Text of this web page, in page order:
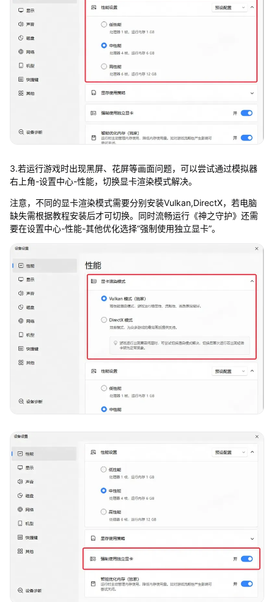
3.若运行游戏时出现黑屏、花屏等画面问题，可以尝试通过模拟器
右上角-设置中心-性能，切换显卡渲染模式解决。
注意，不同的显卡渲染模式需要分别安装Vulkan,DirectX，若电脑
缺失需根据教程安装后才可切换。同时流畅运行《神之守护》还需
要在设置中心-性能-其他优化选择“强制使用独立显卡”。